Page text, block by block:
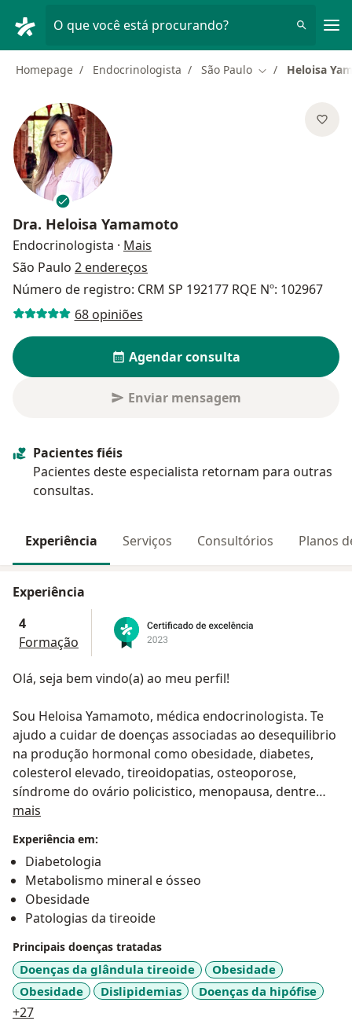
O que você está procurando?
Homepage Endocrinologista São Paulo Mudar de cidade
Heloisa
Dra. Heloisa Yamamoto
Endocrinologista · Mais
São Paulo 2 endereços
Número de registro: CRM SP 192177 RQE Nº: 102967
68 opiniões
Agendar consulta
Enviar mensagem
Pacientes fiéis
Pacientes deste especialista retornam para outras
consultas.
Experiência Serviços Consultórios Planos
Experiência
4
Formação
Olá, seja bem vindo(a) ao meu perfil!
Sou Heloisa Yamamoto, médica endocrinologista. Te
ajudo a cuidar de doenças associadas ao desequilibrio
na produção hormonal como obesidade, diabetes,
colesterol elevado, tireoidopatias, osteoporose,
síndrome do ovário policistico, menopausa, dentre
outras!
Acredito profundamente que a busca incessante pelo
conhecimento é o alicerce que nos permite avançar
cada vez mais no entendimento e tratamento de
condições médicas complexas. Descobri que a chave
para um atendimento efetivo e impactante está no
tratamento individualizado e humanizado, pautado
em empatia e embasado por evidências científicas
sólidas. Acredito que é somente dessa forma
podemos verdadeiramente prevenir e tratar as
enfermidades, proporcionando cuidados que vão
mais
Experiência em:
Diabetologia
Metabolismo mineral e ósseo
Obesidade
Patologias da tireoide
Principais doenças tratadas
Doenças da glândula tireoide
Obesidade
Obesidade
Dislipidemias Doenças da hipófise
+27a11y_sr_more_diseases